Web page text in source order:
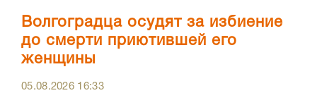
Волгоградца осудят за избиение
до смерти приютившей его
женщины
05.08.2026 16:33